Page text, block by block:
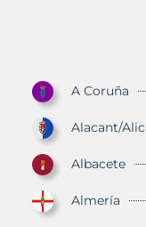
A Coruña
Alacant/
Albacete
Almería